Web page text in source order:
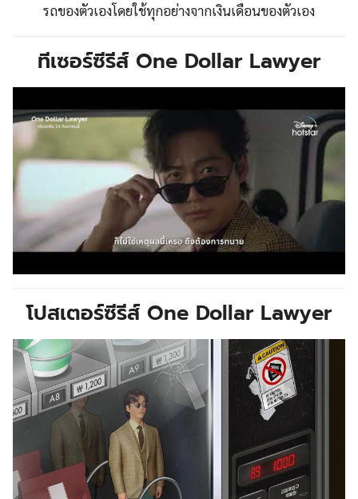
รถของตัวเองโดยใช้ทุกอย่างจากเงินเดือนของตัวเอง
ทีเซอร์ซีรีส์ One Dollar Lawyer
โปสเตอร์ซีรีส์ One Dollar Lawyer